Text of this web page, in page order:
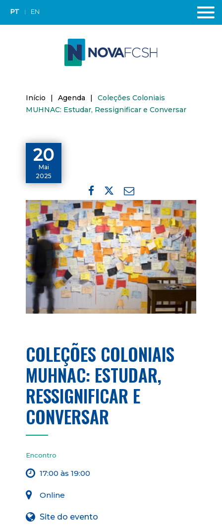
PT EN
Início | Agenda |
Coleções Coloniais
MUHNAC: Estudar, Ressignificar e Conversar
20
Mai
2025
COLEÇÕES COLONIAIS
MUHNAC: ESTUDAR,
RESSIGNIFICAR E
CONVERSAR
Encontro
17:00 às 19:00
Online
Site do evento